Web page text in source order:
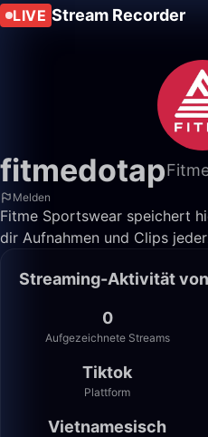
LIVE Stream Recorder
fitmedotap
Melden
Fitme Sportswear speichert
dir Aufnahmen und Clips
Streaming-Aktivität
0
Aufgezeichnete Streams
Tiktok
Plattform
Vietnamesisch